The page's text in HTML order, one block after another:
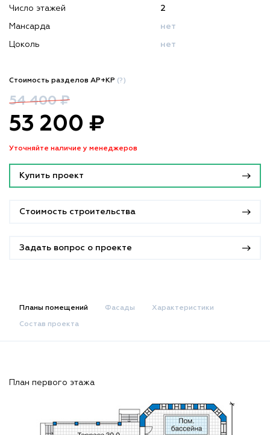
Число этажей 2
Мансарда нет
Цоколь нет
Стоимость разделов АР+КР (?)
54 400 ₽
53 200 ₽
Уточняйте наличие у менеджеров
Купить проект
Стоимость строительства
Задать вопрос о проекте
Планы помещений Фасады Характеристики
Состав проекта
План первого этажа